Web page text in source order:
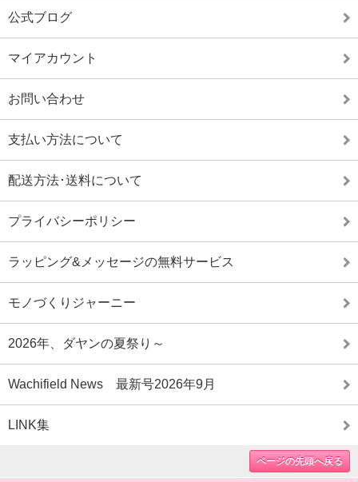
公式ブログ
マイアカウント
お問い合わせ
支払い方法について
配送方法･送料について
プライバシーポリシー
ラッピング&メッセージの無料サービス
モノづくりジャーニー
2026年、ダヤンの夏祭り～
Wachifield News 最新号2026年9月
LINK集
ページの先頭へ戻る